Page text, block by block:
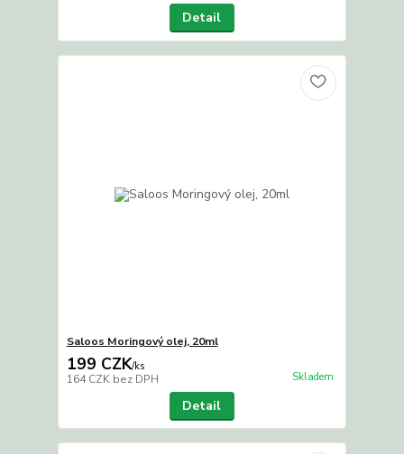
Detail
Saloos Moringový olej, 20ml
199 CZK/ks
164 CZK bez DPH Skladem
Detail